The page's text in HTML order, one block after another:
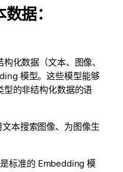
据：
化数据（文本、图像、
模型。这些模型能够
型的非结构化数据的语
本搜索图像、为图像生
标准的 Embedding 模